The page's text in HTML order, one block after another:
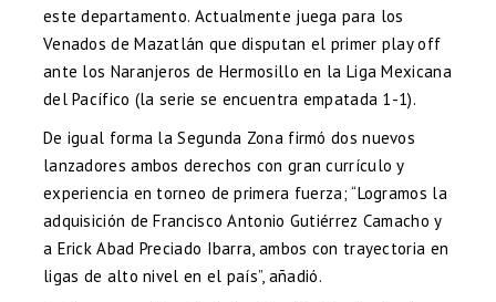
este departamento. Actualmente juega para los
Venados de Mazatlán que disputan el primer play off
ante los Naranjeros de Hermosillo en la Liga Mexicana
del Pacífico (la serie se encuentra empatada 1-1).
De igual forma la Segunda Zona firmó dos nuevos
lanzadores ambos derechos con gran currículo y
experiencia en torneo de primera fuerza; “Logramos la
adquisición de Francisco Antonio Gutiérrez Camacho y
a Erick Abad Preciado Ibarra, ambos con trayectoria en
ligas de alto nivel en el país”, añadió.